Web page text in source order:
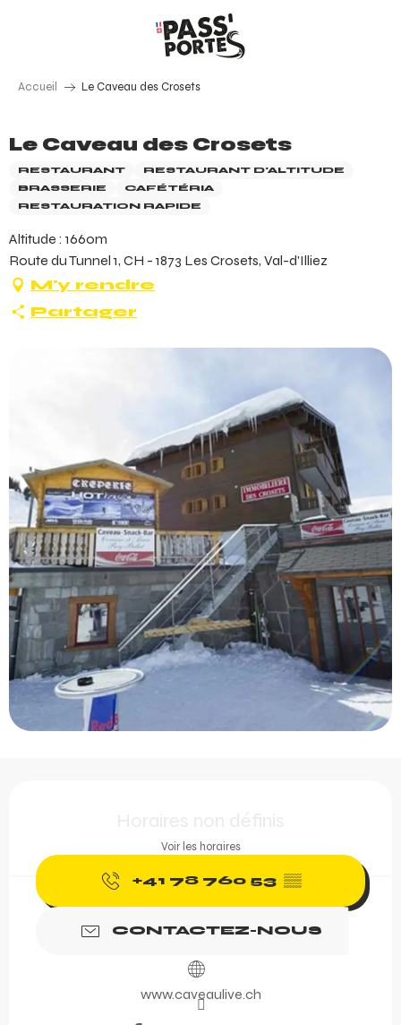
Accueil Le Caveau des Crosets
Le Caveau des Crosets
RESTAURANT
RESTAURANT D'ALTITUDE
BRASSERIE
CAFÉTÉRIA
RESTAURATION RAPIDE
Altitude : 1660m
Route du Tunnel 1, CH - 1873 Les Crosets, Val-d'Illiez
M'y rendre
Partager
Voir les horaires
+41 78 760 53 ▒▒
CONTACTEZ-NOUS
www.caveaulive.ch